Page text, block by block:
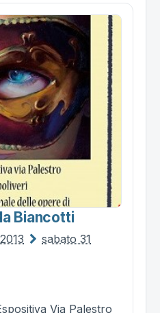
Biancotti
sabato 31
Via Palestro